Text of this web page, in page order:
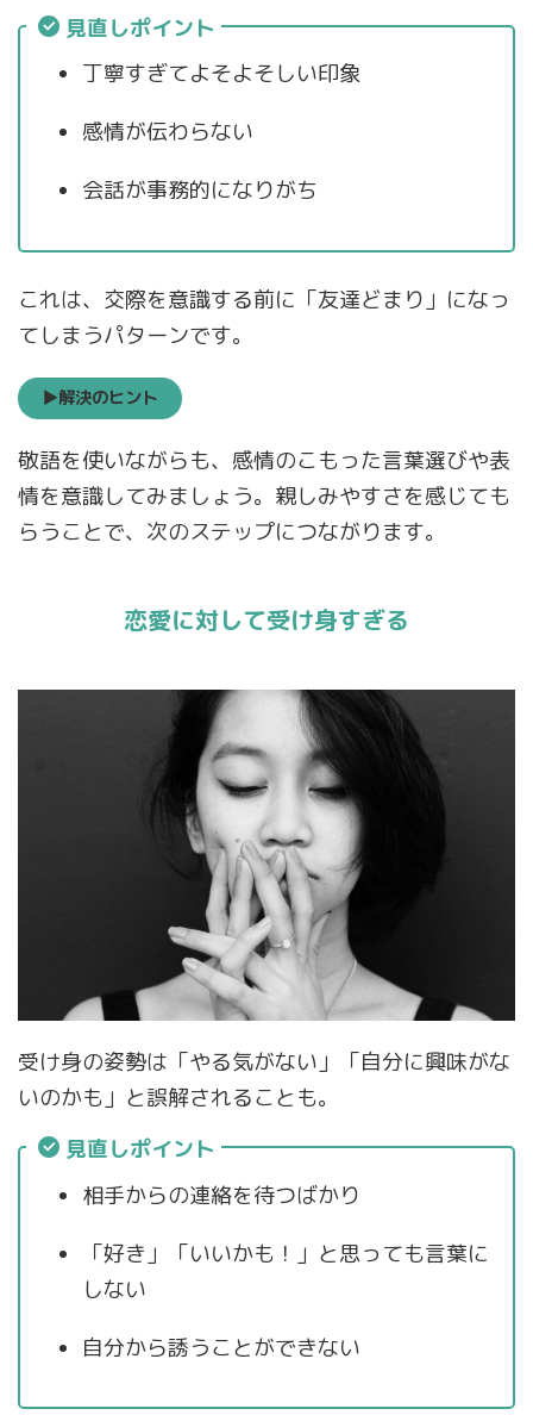
見直しポイント
丁寧すぎてよそよそしい印象
感情が伝わらない
会話が事務的になりがち
これは、交際を意識する前に「友達どまり」になっ
てしまうパターンです。
▶解決のヒント
敬語を使いながらも、感情のこもった言葉選びや表
情を意識してみましょう。親しみやすさを感じても
らうことで、次のステップにつながります。
恋愛に対して受け身すぎる
受け身の姿勢は「やる気がない」「自分に興味がな
いのかも」と誤解されることも。
見直しポイント
相手からの連絡を待つばかり
「好き」「いいかも！」と思っても言葉に
しない
自分から誘うことができない